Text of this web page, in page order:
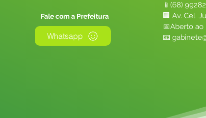
Fale com a Prefeitura
Whatsapp
📱(68)
🏢 Av. Cel.
📅Aberto ao
📧